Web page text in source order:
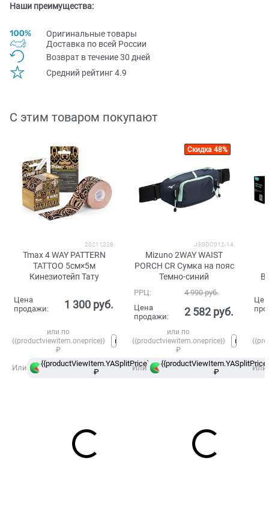
Наши преимущества:
Оригинальные товары
Доставка по всей Pоссии
Возврат в течение 30 дней
Средний рейтинг 4.9
С этим товаром покупают
20211228
Tmax 4 WAY PATTERN
TATTOO 5см×5м
Кинезиотейп Тату
Цена
продажи:
1 300 руб.
или по
{{productviewitem.oneprice}}
₽
Или
{{productViewItem.YASplitPrice}}
₽
в
Сплит
Скидка 48%
J3GDC012-14
Mizuno 2WAY WAIST
PORCH CR Сумка на пояс
Темно-синий
РРЦ: 4 990 руб.
Цена
продажи:
2 582 руб.
или по
{{productviewitem.oneprice}}
₽
Или
₽
Или